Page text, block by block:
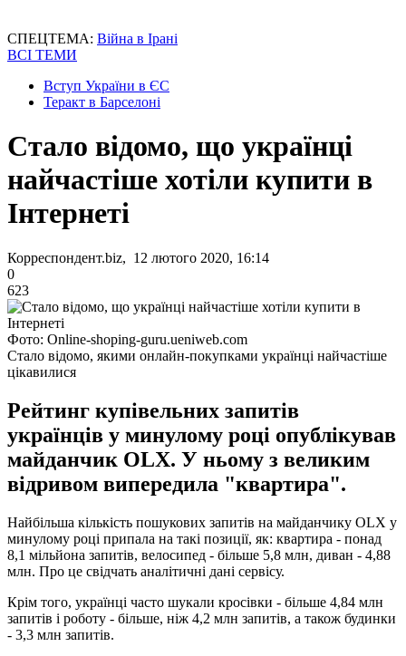
СПЕЦТЕМА: Війна в Ірані
ВСІ ТЕМИ
Вступ України в ЄС
Теракт в Барселоні
Стало відомо, що українці
найчастіше хотіли купити в
Інтернеті
Корреспондент.biz, 12 лютого 2020, 16:14
0
623
Фото: Online-shoping-guru.ueniweb.com
Стало відомо, якими онлайн-покупками українці найчастіше
цікавилися
Рейтинг купівельних запитів
українців у минулому році опублікував
майданчик OLX. У ньому з великим
відривом випередила "квартира".
Найбільша кількість пошукових запитів на майданчику OLX у
минулому році припала на такі позиції, як: квартира - понад
8,1 мільйона запитів, велосипед - більше 5,8 млн, диван - 4,88
млн. Про це свідчать аналітичні дані сервісу.
Крім того, українці часто шукали кросівки - більше 4,84 млн
запитів і роботу - більше, ніж 4,2 млн запитів, а також будинки
- 3,3 млн запитів.